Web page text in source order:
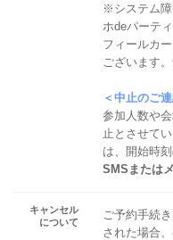
※システム障
ホdeパーテ
フィールカ
ございます
＜中止のご
参加人数や
止とさせて
は、開始時
SMSまたは
キャンセル
について
ご予約手続
された場合